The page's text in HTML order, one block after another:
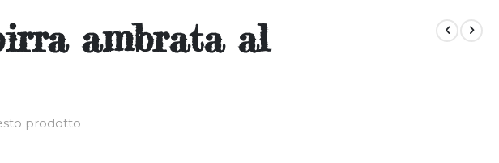
ambrata al
prodotto